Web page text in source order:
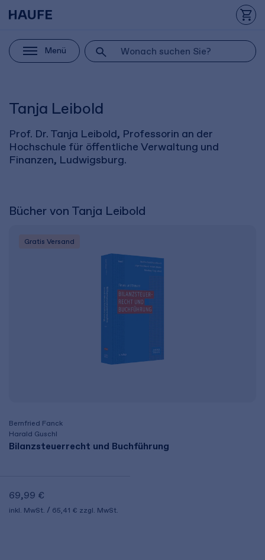
Menü
Tanja Leibold
Prof. Dr. Tanja Leibold, Professorin an der
Hochschule für öffentliche Verwaltung und
Finanzen, Ludwigsburg.
Bücher von Tanja Leibold
Gratis Versand
Bernfried Fanck
Harald Guschl
Bilanzsteuerrecht und Buchführung
69,99 €
inkl. MwSt. 65,41 € zzgl. MwSt.